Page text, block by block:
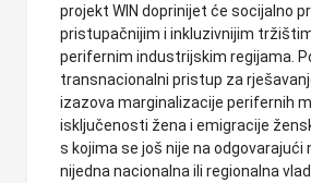
projekt WIN doprinijet će socijalno
pristupačnijim i inkluzivnijim
perifernim industrijskim regijama.
transnacionalni pristup za
izazova marginalizacije perifernih
isključenosti žena i emigracije
s kojima se još nije na odgovarajući
nijedna nacionalna ili regionalna